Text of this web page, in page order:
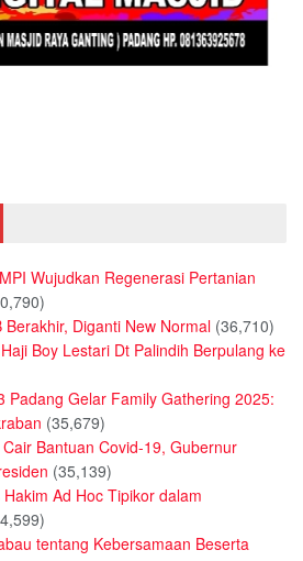
Wujudkan Regenerasi Pertanian
Diganti New Normal (36,710)
Boy Lestari Dt Palindih Berpulang ke
Padang Gelar Family Gathering 2025:
(35,679)
Bantuan Covid-19, Gubernur
(35,139)
Ad Hoc Tipikor dalam
tentang Kebersamaan Beserta